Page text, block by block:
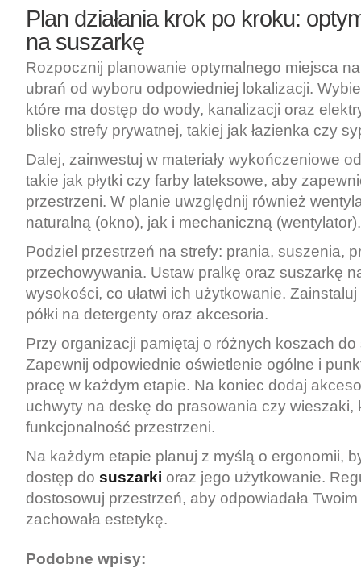
Plan działania krok po kroku:
na suszarkę
Rozpocznij planowanie optymalnego miejsca
ubrań od wyboru odpowiedniej lokalizacji.
które ma dostęp do wody, kanalizacji oraz
blisko strefy prywatnej, takiej jak łazienka czy
Dalej, zainwestuj w materiały wykończeniowe
takie jak płytki czy farby lateksowe, aby
przestrzeni. W planie uwzględnij również
naturalną (okno), jak i mechaniczną (wentylator).
Podziel przestrzeń na strefy: prania, suszenia,
przechowywania. Ustaw pralkę oraz suszarkę
wysokości, co ułatwi ich użytkowanie.
półki na detergenty oraz akcesoria.
Przy organizacji pamiętaj o różnych koszach
Zapewnij odpowiednie oświetlenie ogólne i
pracę w każdym etapie. Na koniec dodaj
uchwyty na deskę do prasowania czy wieszaki,
funkcjonalność przestrzeni.
Na każdym etapie planuj z myślą o ergonomii,
dostęp do suszarki oraz jego użytkowanie.
dostosowuj przestrzeń, aby odpowiadała
zachowała estetykę.
Podobne wpisy: